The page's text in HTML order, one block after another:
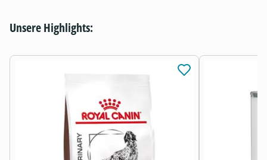
Unsere Highlights: